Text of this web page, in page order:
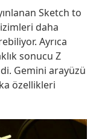
Sketch to
daha
Ayrıca
sonucu Z
Gemini arayüzü
özellikleri